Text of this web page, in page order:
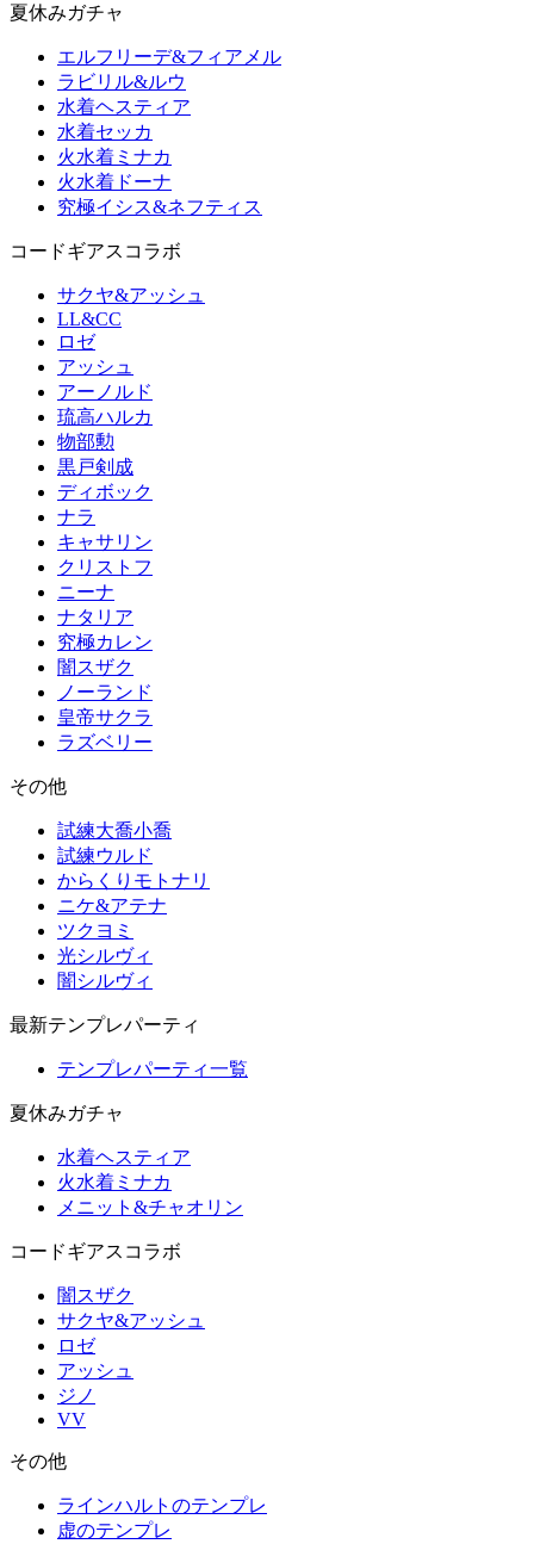
夏休みガチャ
エルフリーデ&フィアメル
ラビリル&ルウ
水着ヘスティア
水着セッカ
火水着ミナカ
火水着ドーナ
究極イシス&ネフティス
コードギアスコラボ
サクヤ&アッシュ
LL&CC
ロゼ
アッシュ
アーノルド
琉高ハルカ
物部勲
黒戸剣成
ディボック
ナラ
キャサリン
クリストフ
ニーナ
ナタリア
究極カレン
闇スザク
ノーランド
皇帝サクラ
ラズベリー
その他
試練大喬小喬
試練ウルド
からくりモトナリ
ニケ&アテナ
ツクヨミ
光シルヴィ
闇シルヴィ
最新テンプレパーティ
テンプレパーティ一覧
夏休みガチャ
水着ヘスティア
火水着ミナカ
メニット&チャオリン
コードギアスコラボ
闇スザク
サクヤ&アッシュ
ロゼ
アッシュ
ジノ
VV
その他
ラインハルトのテンプレ
虚のテンプレ